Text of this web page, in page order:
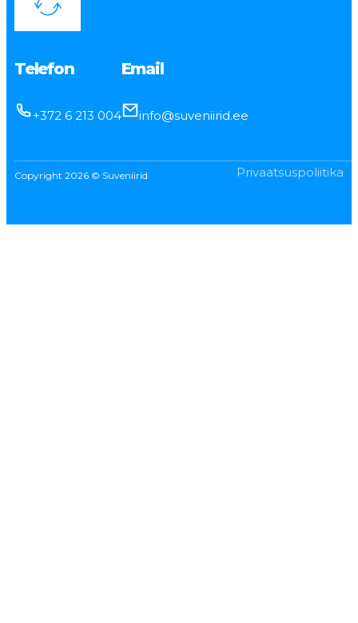
Telefon
+372 6 213 004
Email
info@suveniirid.ee
Copyright 2026 © Suveniirid Privaatsuspoliitika